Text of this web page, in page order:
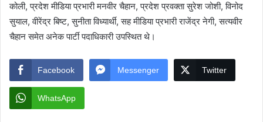
कोली, प्रदेश मीडिया प्रभारी मनवीर चैहान, प्रदेश प्रवक्ता सुरेश जोशी, विनोद
सुयाल, वीरेंद्र बिष्ट, सुनीता विध्यार्थी, सह मीडिया प्रभारी राजेंद्र नेगी, सत्यवीर
चैहान समेत अनेक पार्टी पदाधिकारी उपस्थित थे।
Facebook Messenger Twitter
WhatsApp